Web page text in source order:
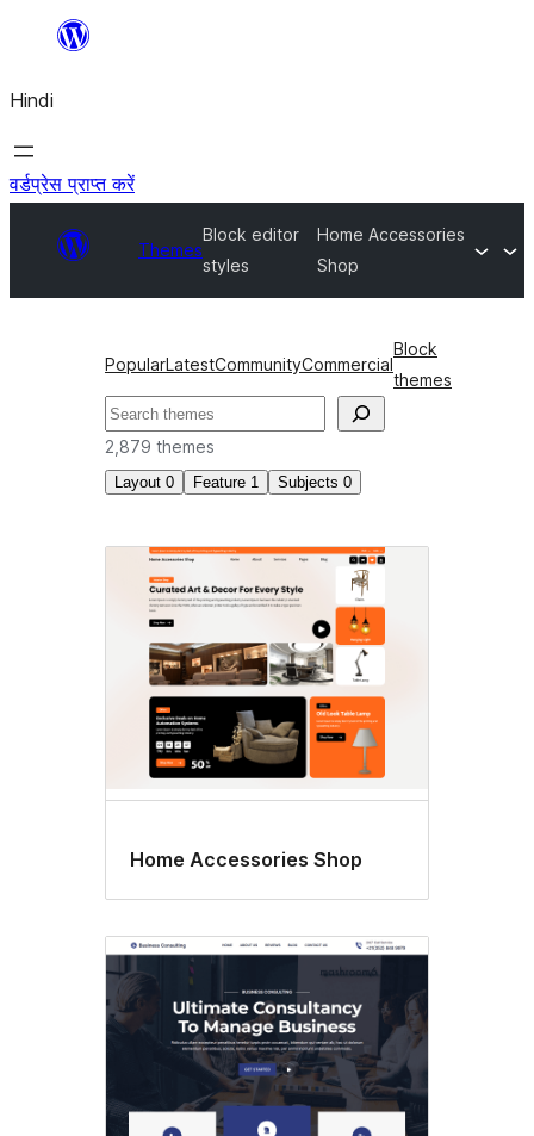
सामग्री
जाएं
Hindi
वर्डप्रेस प्राप्त करें
Themes
Block editor
styles
Home Accessories
Shop
PopularLatestCommunityCommercial
Block
themes
खोजें
2,879 themes
Layout 0 Feature 1 Subjects 0
Block
editor
styles
Home Accessories Shop